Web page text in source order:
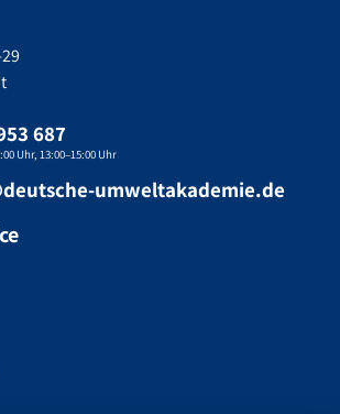
687
Uhr, 13:00–15:00 Uhr
umweltakademie.de